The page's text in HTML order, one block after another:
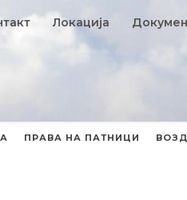
Локација
ПРАВА НА ПАТНИЦИ